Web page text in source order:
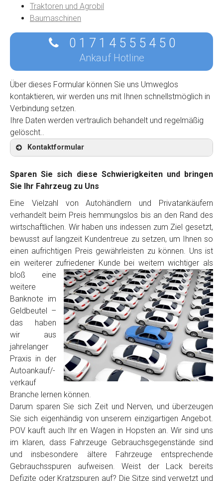
Traktoren und Agrobil
Baumaschinen
0 1 7 1 4 5 5 5 4 5 0
Ankauf Hotline
Über dieses Formular können Sie uns Umweglos
kontaktieren, wir werden uns mit Ihnen schnellstmöglich in
Verbindung setzen.
Ihre Daten werden vertraulich behandelt und regelmäßig
gelöscht..
Kontaktformular
Kontaktformular
Marke*
Model*
Baujahr
Getriebe
Bekannte Schäden
Preisvorstellung
Name*
Sparen Sie sich diese Schwierigkeiten und bringen
Sie Ihr Fahrzeug zu Uns
Eine Vielzahl von Autohändlern und Privatankäufern
verhandelt beim Preis hemmungslos bis an den Rand des
wirtschaftlichen. Wir haben uns indessen zum Ziel gesetzt,
bewusst auf langzeit Kundentreue zu setzen, um Ihnen so
einen aufrichtigen Preis gewährleisten zu können. Uns ist
ein weiterer zufriedener Kunde bei weitem wichtiger als
bloß eine
weitere
Banknote im
Geldbeutel –
das haben
wir aus
jahrelanger
Praxis in der
Autoankauf/-
verkauf
Branche lernen können.
Darum sparen Sie sich Zeit und Nerven, und überzeugen
Sie sich eigenhändig von unserem einzigartigen Angebot.
POV kauft auch Ihr en Wagen in Hopsten an. Wir sind uns
im klaren, dass Fahrzeuge Gebrauchsgegenstände sind
und insbesondere ältere Fahrzeuge entsprechende
Gebrauchsspuren aufweisen. Weist der Lack bereits
Defizite oder Kratzspuren auf? Die Sitze sind verwetzt und